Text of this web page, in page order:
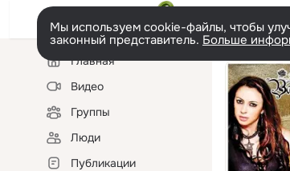
Мы используем cookie-файлы, чтобы
законный представитель. Больше
Левая
колонкаГлавная
Видео
Группы
Люди
Публикации